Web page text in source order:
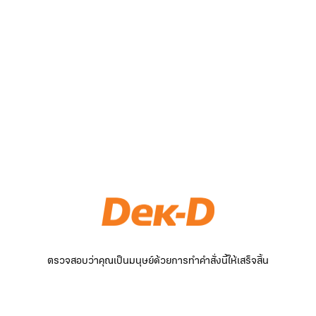
ตรวจสอบว่าคุณเป็นมนุษย์ด้วยการทำคำสั่งนี้ให้เสร็จสิ้น